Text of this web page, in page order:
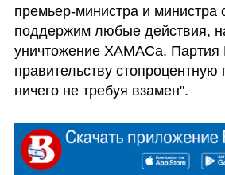
премьер-министра и
поддержим любые действия,
уничтожение ХАМАСа. Партия
правительству стопроцентную
ничего не требуя взамен".